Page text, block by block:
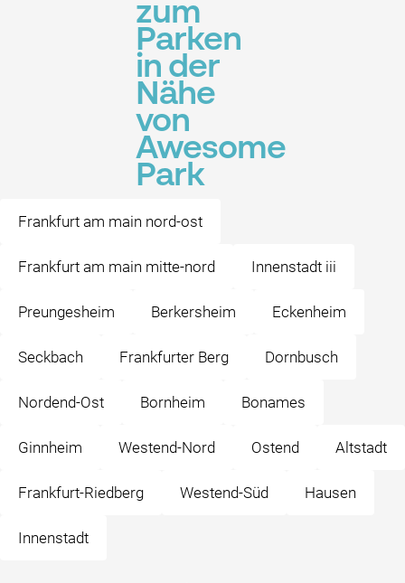
zum
Parken
in der
Nähe
von
Awesome
Park
Frankfurt am main nord-ost
Frankfurt am main mitte-nord Innenstadt iii
Preungesheim Berkersheim Eckenheim
Seckbach Frankfurter Berg Dornbusch
Nordend-Ost Bornheim Bonames
Ginnheim Westend-Nord Ostend Altstadt
Frankfurt-Riedberg Westend-Süd Hausen
Innenstadt